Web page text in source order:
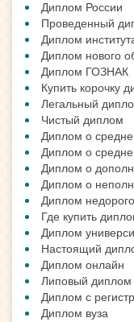
Диплом России
Проведенный
Диплом
Диплом нового
Диплом ГОЗНАК
Купить корочку
Легальный
Чистый диплом
Диплом о
Диплом о
Диплом о
Диплом о
Диплом недорого
Где купить
Диплом
Настоящий
Диплом онлайн
Липовый диплом
Диплом с
Диплом вуза